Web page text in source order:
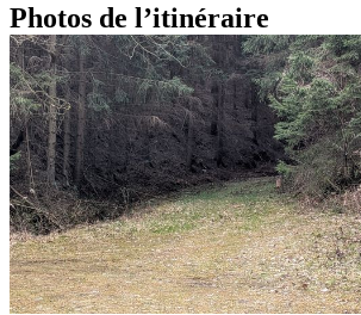
Photos de l’itinéraire